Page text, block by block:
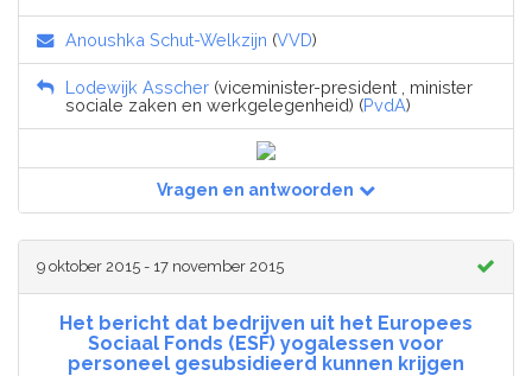
Anoushka Schut-Welkzijn (VVD)
Lodewijk Asscher (viceminister-president , minister
sociale zaken en werkgelegenheid) (PvdA)
Vragen en antwoorden
9 oktober 2015 - 17 november 2015
Het bericht dat bedrijven uit het Europees
Sociaal Fonds (ESF) yogalessen voor
personeel gesubsidieerd kunnen krijgen